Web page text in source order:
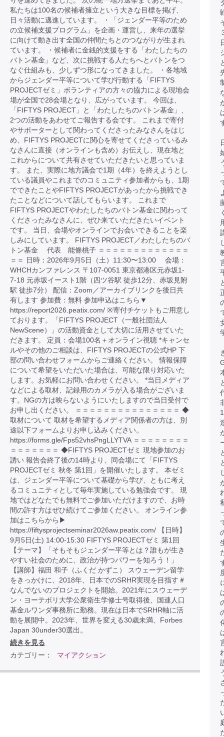
私たちは100名の候補者擁立という大きな目標を掲げ、
日々活動に邁進しています。 ・「ジェンダー平等のため
の立候補支援プログラム」を企画・運営し、来年の選挙
に向けて動き出す全国の仲間たちとのつながりが生まれ
ています。 ・候補者に金銭的支援をする「わたしたちの
バトン基金」など、次に挑戦する人たちへとバトンをつ
なぐ仕組みも、少しずつ形になってきました。 ・各地域
からジェンダー平等について学び行動する「FIFTYS
PROJECTゼミ」ボランティアの方々の協力による現地会
場が全国で28会場となり、広がっています。 今回は、
「FIFTYS PROJECT」と「わたしたちのバトン基金」、
2つの活動をあわせてご報告する会です。 これまで寄付
やサポーターとして関わってくださったみなさんをはじ
め、FIFTYS PROJECTに関心を寄せてくださっているみ
なさんに直接（オンラインも含め）お伝えし、現在地と
これからについて共有させていただきたいと思っていま
す。 また、実際に地方議会で1期（4年）を終えようとし
ている議員やこれまでのコミュニティ参加者からも、1期
でできたことやFIFTYS PROJECTがあったから挑戦でき
たことなどについて話してもらいます。 これまで
FIFTYS PROJECTやわたしたちのバトン基金に関わって
くださったみなさんに、ぜひ来ていただきたいイベント
です。 当日、会場やオンラインでお会いできることを楽
しみにしています。 FIFTYS PROJECT／わたしたちのバ
トン基金 代表 能條桃子 ＝＝＝＝＝＝＝＝＝＝＝＝＝
＝＝ 日時：2026年9月5日（土）11:30〜13:00 会場：
WHCHカンファレンス 〒107-0051 東京都港区元赤坂1-
7-18 元赤坂イースト1階（四ツ谷駅 徒歩12分、赤坂見附
駅 徒歩7分） 配信：Zoom／アーカイブリンクを後日共
有します 参加費：無料 参加申込はこちら▼
https://report2026.peatix.com/ ※寄付チケットもご用意し
ております。「FIFTYS PROJECT（一般社団法人
NewScene）」の活動資金として大切に活用させていた
だきます。 定員：会場100名＋オンライン視聴 *キャンセ
ルやその他のご相談は、FIFTYS PROJECTの公式HP 下
部の問い合わせフォームからご連絡ください。 情報保障
について希望をいただいた場合は、可能な限り対応いた
します。お気軽にお問い合わせください。 *当日メディア
などによる取材、記録用のカメラが入る場合がございま
す。NGの方は映らないようにいたしますので当日受付で
お申し出ください。 ＝＝＝＝＝＝＝＝＝＝＝＝＝＝＝ ◆
取材について 取材を希望するメディア関係者の方は、別
途以下フォームよりお申し込みください。
https://forms.gle/Fps52vhsPngLLYTVA ＝＝＝＝＝＝＝＝
＝＝＝＝＝＝＝ ◆FIFTYS PROJECTゼミ 現地参加のお
誘い 報告会終了後の14時より、同会場にて「FIFTYS
PROJECTゼミ 秋冬 第1回」を開催いたします。 本ゼミ
は、ジェンダー平等について基礎から学び、ともに考え
るコミュニティとして毎年実施している勉強会です。 現
地ではどなたでも無料でご参加いただけますので、お時
間の許す方はぜひ続けてご参加ください。 オンライン参
加はこちらから▶︎
https://fiftysprojectseminar2026aw.peatix.com/ 【日時】
9月5日(土) 14:00-15:30 FIFTYS PROJECTゼミ 第1回
【テーマ】「そもそもジェンダー平等とは？誰もが生き
やすい社会のために、政治が持つパワーを知ろう！」
【講師】福田 和子（ふくだ かずこ） スウェーデン留学
をきっかけに、2018年、日本でのSRHR実現を目指す＃
なんでないのプロジェクトを開始。2021年にスウェーデ
ン・ヨーテボリ大学公衆衛生学修士号取得後、国連人口
基金ルワンダ事務所に勤務。現在は日本でSRHR軸に活
動を展開中。2023年、世界を変える30歳未満、Forbes
Japan 30under30選出。
続きを見る
カテゴリー：
マイアクション